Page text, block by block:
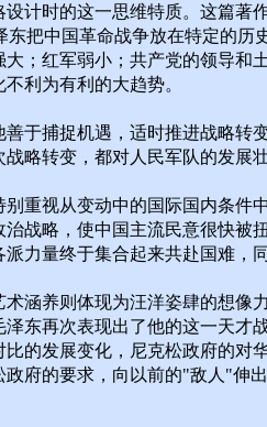
计时的这一思维特质。这篇
把中国革命战争放在特定的
；红军弱小；共产党的领导
利为有利的大趋势。
于捕捉机遇，适时推进战略
略转变，都对人民军队的发展
重视从变动中的国际国内条
战略，使中国主流民意很快
力量终于集合起来共赴国难，
涵养则体现为汪洋姿肆的想
东再次表现出了他的这一天
的发展变化，尼克松政府的
府的要求，向以前的"敌人"